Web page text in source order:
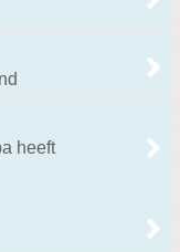
heeft